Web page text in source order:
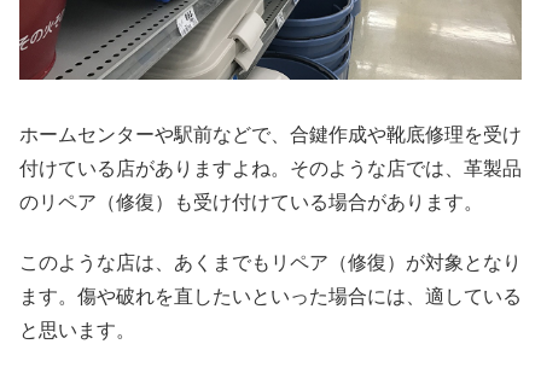
ホームセンターや駅前などで、合鍵作成や靴底修理を受け
付けている店がありますよね。そのような店では、革製品
のリペア（修復）も受け付けている場合があります。
このような店は、あくまでもリペア（修復）が対象となり
ます。傷や破れを直したいといった場合には、適している
と思います。